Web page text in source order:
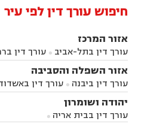
חיפוש עורך דין לפי עיר
אזור המרכז
עורך דין בתל-אביב  עורך דין
ברק עורך דין בפתח תקווה
עורך דין ברחובות עורך דין בנס
במודיעין
עורך דין בהרצליה
דין בקרית אונו
אונו
עורך דין בבת ים
אזור השפלה והסביבה
עורך דין ביבנה  עורך דין
עורך דין בראשון לציון עורך דין
בבאר יעקב
עורך דין בגדרהיהודה ושומרון
עורך דין בבית אריה 